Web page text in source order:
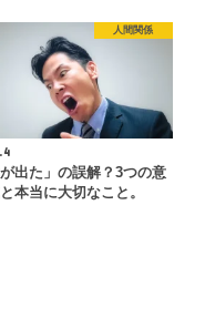
人間関係
が出た」の誤解？3つの意
本当に大切なこと。